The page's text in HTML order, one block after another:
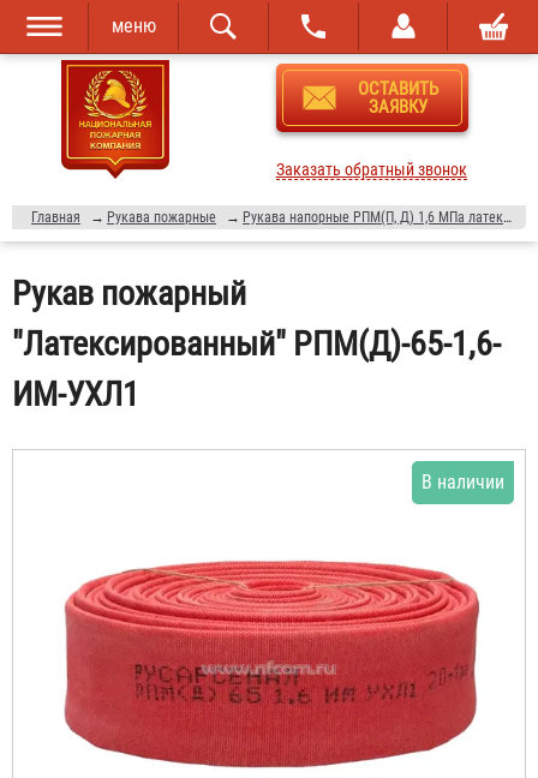
Перейти к
основному
содержанию
Skip to
navigation
меню
ОСТАВИТЬ
ЗАЯВКУ
Заказать обратный звонок
Главная → Рукава пожарные → Рукава напорные РПМ(П, Д) 1,6 МПа латексированные
Рукав пожарный
"Латексированный" РПМ(Д)-65-1,6-
ИМ-УХЛ1
В наличии